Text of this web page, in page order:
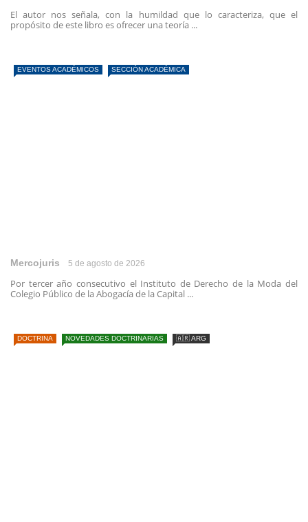
El autor nos señala, con la humildad que lo caracteriza, que el
propósito de este libro es ofrecer una teoría ...
EVENTOS ACADÉMICOS SECCIÓN ACADÉMICA
Mercojuris 5 de agosto de 2026
Por tercer año consecutivo el Instituto de Derecho de la Moda del
Colegio Público de la Abogacía de la Capital ...
DOCTRINA NOVEDADES DOCTRINARIAS 🇦🇷 ARG